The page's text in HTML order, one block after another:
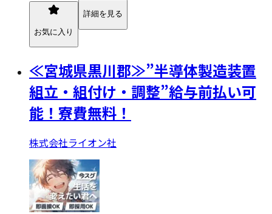
お気に入り
詳細を見る
≪宮城県黒川郡≫”半導体製造装置
組立・組付け・調整”給与前払い可
能！寮費無料！
株式会社ライオン社